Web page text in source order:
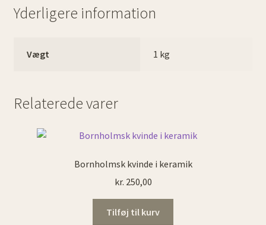
Yderligere information
Vægt 1 kg
Relaterede varer
Bornholmsk kvinde i keramik
kr. 250,00
Tilføj til kurv